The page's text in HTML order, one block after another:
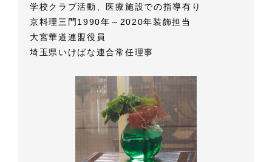
学校クラブ活動、医療施設での指導有り
京料理三門1990年～2020年装飾担当
大宮華道連盟役員
埼玉県いけばな連合常任理事